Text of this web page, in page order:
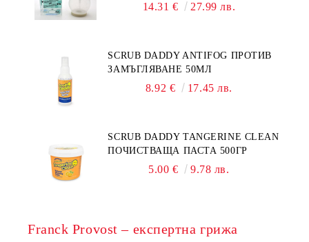
14.31 € 27.99 лв.
SCRUB DADDY ANTIFOG ПРОТИВ
ЗАМЪГЛЯВАНЕ 50МЛ
8.92 € 17.45 лв.
SCRUB DADDY TANGERINE CLEAN
ПОЧИСТВАЩА ПАСТА 500ГР
5.00 € 9.78 лв.
Franck Provost – експертна грижа